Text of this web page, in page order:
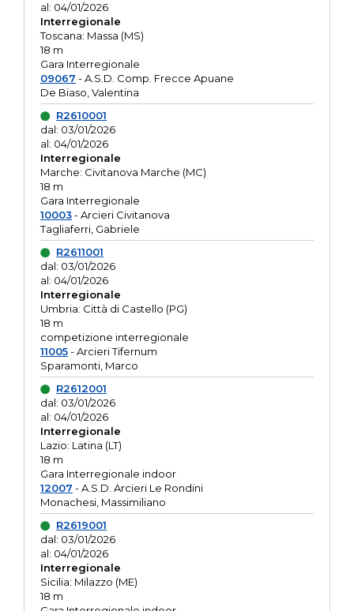
al: 04/01/2026
Interregionale
Toscana: Massa (MS)
18 m
Gara Interregionale
09067 - A.S.D. Comp. Frecce Apuane
De Biaso, Valentina
R2610001
dal: 03/01/2026
al: 04/01/2026
Interregionale
Marche: Civitanova Marche (MC)
18 m
Gara Interregionale
10003- Arcieri Civitanova
Tagliaferri, Gabriele
R2611001
dal: 03/01/2026
al: 04/01/2026
Interregionale
Umbria: Città di Castello (PG)
18 m
competizione interregionale
11005- Arcieri Tifernum
Sparamonti, Marco
R2612001
dal: 03/01/2026
al: 04/01/2026
Interregionale
Lazio: Latina (LT)
18 m
Gara Interregionale indoor
12007 - A.S.D. Arcieri Le Rondini
Monachesi, Massimiliano
R2619001
dal: 03/01/2026
al: 04/01/2026
Interregionale
Sicilia: Milazzo (ME)
18 m